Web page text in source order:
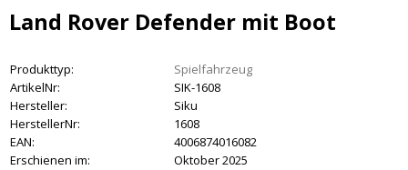
Land Rover Defender mit Boot
Produkttyp:
Spielfahrzeug
ArtikelNr:
SIK-1608
Hersteller:
Siku
HerstellerNr:
1608
EAN:
4006874016082
Erschienen im:
Oktober 2025